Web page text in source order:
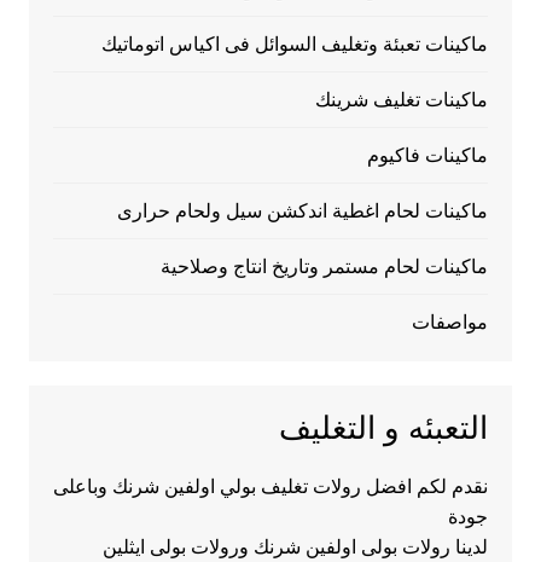
ماكينات تعبئة وتغليف السوائل فى اكياس اتوماتيك
ماكينات تغليف شرينك
ماكينات فاكيوم
ماكينات لحام اغطية اندكشن سيل ولحام حرارى
ماكينات لحام مستمر وتاريخ انتاج وصلاحية
مواصفات
التعبئه و التغليف
نقدم لكم افضل رولات تغليف بولي اولفين شرنك وباعلى
جودة
لدينا رولات بولى اولفين شرنك ورولات بولى ايثلين